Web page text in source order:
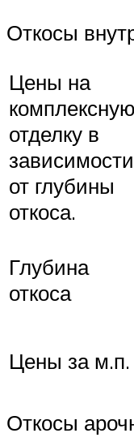
Откосы
Цены на
комплексную
отделку в
зависимости
от глубины
откоса.
Глубина
откоса
Цены за м.п.
Откосы